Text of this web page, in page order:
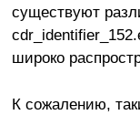
существуют
широко
К сожалению,